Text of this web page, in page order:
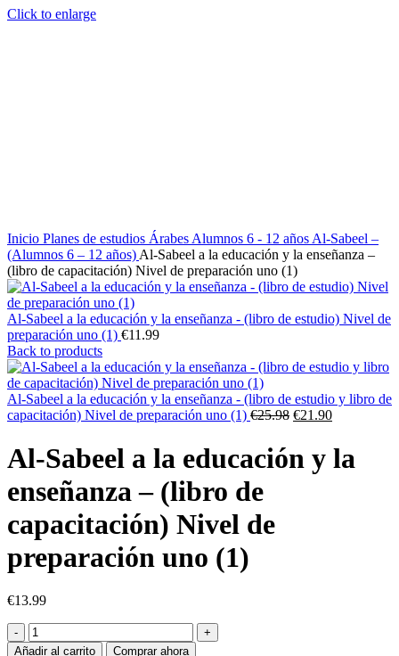
Click to enlarge
Inicio Planes de estudios Árabes Alumnos 6 - 12 años Al-Sabeel –
(Alumnos 6 – 12 años) Al-Sabeel a la educación y la enseñanza –
(libro de capacitación) Nivel de preparación uno (1)
Al-Sabeel a la educación y la enseñanza - (libro de estudio) Nivel de
preparación uno (1) €11.99
Back to products
Al-Sabeel a la educación y la enseñanza - (libro de estudio y libro de
capacitación) Nivel de preparación uno (1) €25.98 El
original
era:
€25.98.
€21.90El
actual
es:
Al-Sabeel a la educación y la
enseñanza – (libro de
capacitación) Nivel de
preparación uno (1)
€13.99
Al-
Sabeel
Añadir al carrito Comprar ahora